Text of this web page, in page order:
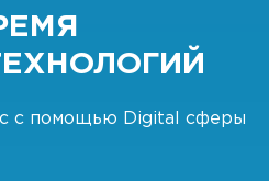
с помощью Digital сферы